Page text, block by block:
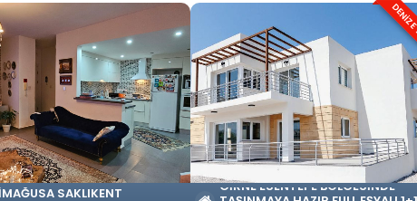
SAKLIKENT
GIRNE ESENTEPE BÖLGESINDE